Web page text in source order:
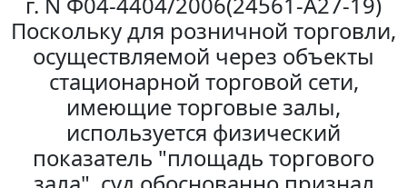
Поскольку для розничной торговли,
осуществляемой через объекты
стационарной торговой сети,
имеющие торговые залы,
используется физический
показатель "площадь торгового